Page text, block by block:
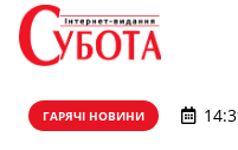
ГАРЯЧІ НОВИНИ